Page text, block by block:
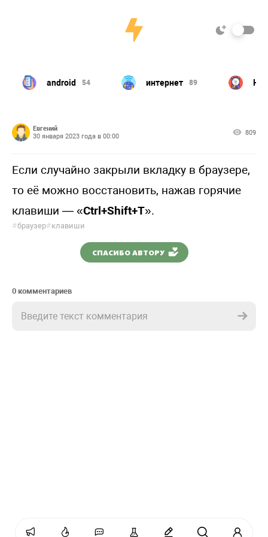
android 54 интернет 89
Евгений
30 января 2023 года в 00:00
809
Если случайно закрыли вкладку в браузере,
то её можно восстановить, нажав горячие
клавиши — «Ctrl+Shift+T».
#браузер#клавиши
СПАСИБО АВТОРУ
0 комментариев
Введите текст комментария